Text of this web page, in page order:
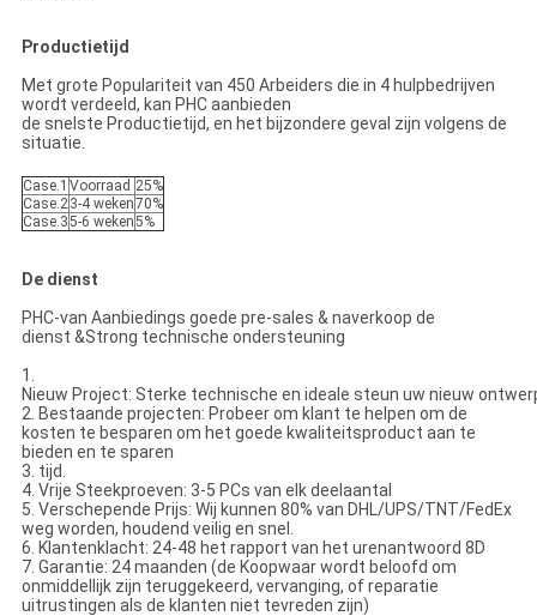
Productietijd
Met grote Populariteit van 450 Arbeiders die in 4 hulpbedrijven
wordt verdeeld, kan PHC aanbieden
de snelste Productietijd, en het bijzondere geval zijn volgens de
situatie.
Case.1 Voorraad 25%
Case.2 3-4 weken70%
Case.35-6 weken5%
De dienst
PHC-van Aanbiedings goede pre-sales & naverkoop de
dienst &Strong technische ondersteuning
1.
Nieuw Project: Sterke technische en ideale steun uw nieuw
2. Bestaande projecten: Probeer om klant te helpen om de
kosten te besparen om het goede kwaliteitsproduct aan te
bieden en te sparen
3. tijd.
4. Vrije Steekproeven: 3-5 PCs van elk deelaantal
5. Verschepende Prijs: Wij kunnen 80% van DHL/UPS/TNT/FedEx
weg worden, houdend veilig en snel.
6. Klantenklacht: 24-48 het rapport van het urenantwoord 8D
7. Garantie: 24 maanden (de Koopwaar wordt beloofd om
onmiddellijk zijn teruggekeerd, vervanging, of reparatie
uitrustingen als de klanten niet tevreden zijn)